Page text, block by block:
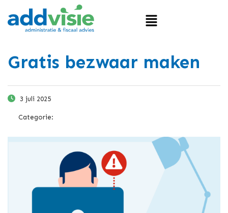
Gratis bezwaar maken
3 juli 2025
Categorie: